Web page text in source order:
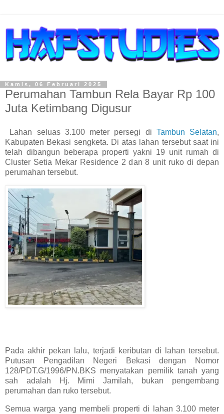
Kamis, 06 Februari 2025
Perumahan Tambun Rela Bayar Rp 100
Juta Ketimbang Digusur
Lahan seluas 3.100 meter persegi di Tambun Selatan,
Kabupaten Bekasi sengketa. Di atas lahan tersebut saat ini
telah dibangun beberapa properti yakni 19 unit rumah di
Cluster Setia Mekar Residence 2 dan 8 unit ruko di depan
perumahan tersebut.
Pada akhir pekan lalu, terjadi keributan di lahan tersebut.
Putusan Pengadilan Negeri Bekasi dengan Nomor
128/PDT.G/1996/PN.BKS menyatakan pemilik tanah yang
sah adalah Hj. Mimi Jamilah, bukan pengembang
perumahan dan ruko tersebut.
Semua warga yang membeli properti di lahan 3.100 meter